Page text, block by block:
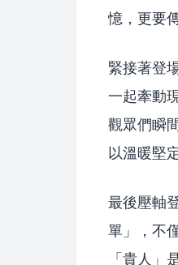
憶，更要
緊接著登
一起牽動
觀眾們瞬
以溫暖堅
最後壓軸
單」，不
「貴人」